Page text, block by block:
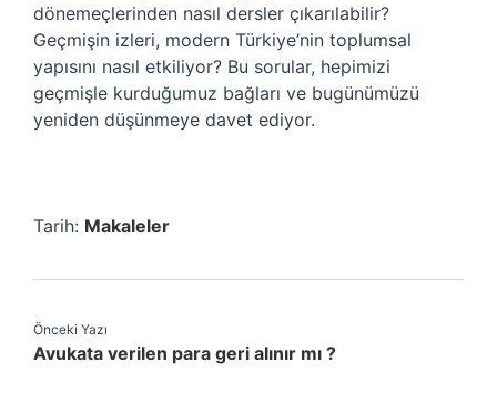
dönemeçlerinden nasıl dersler çıkarılabilir?
Geçmişin izleri, modern Türkiye’nin toplumsal
yapısını nasıl etkiliyor? Bu sorular, hepimizi
geçmişle kurduğumuz bağları ve bugünümüzü
yeniden düşünmeye davet ediyor.
Tarih: Makaleler
Önceki Yazı
Avukata verilen para geri alınır mı ?